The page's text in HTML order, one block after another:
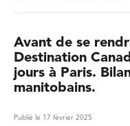
Avant de se
Destination
jours à Paris.
manitobains.
Publié le 17 février 2025